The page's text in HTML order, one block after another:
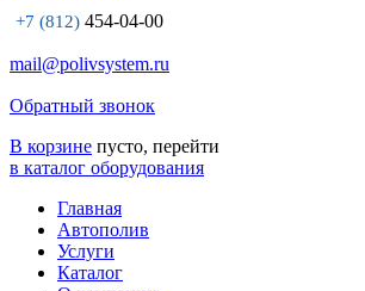
+7 (812) 454-04-00
mail@polivsystem.ru
Обратный звонок
В корзине пусто, перейти
в каталог оборудования
Главная
Автополив
Услуги
Каталог